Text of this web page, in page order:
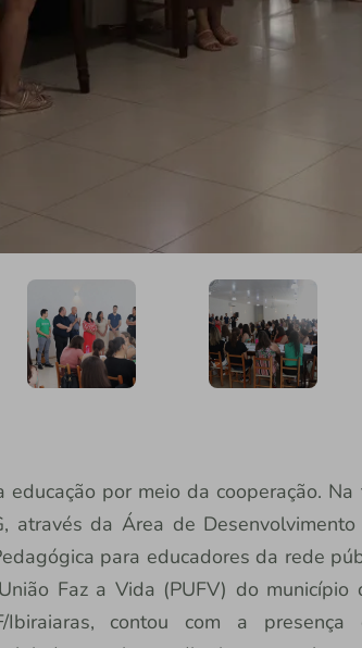
educação por meio da cooperação.
através da Área de
para educadores da rede
Faz a Vida (PUFV) do município
Ibiraiaras, contou com a presença